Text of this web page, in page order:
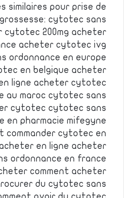
similaires pour prise de
cytotec sans
cytotec 200mg acheter
acheter cytotec ivg
ordonnance en europe
en belgique acheter
ligne acheter cytotec
au maroc cytotec sans
cytotec cytotec sans
en pharmacie mifegyne
commander cytotec en
en ligne acheter
ordonnance en france
comment acheter
du cytotec sans